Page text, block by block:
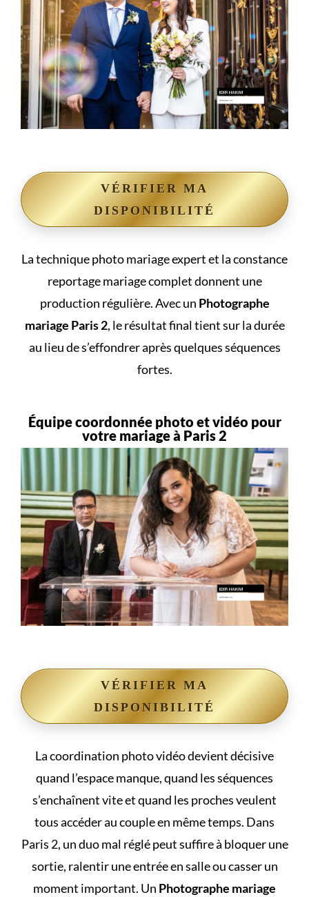
VÉRIFIER MA
DISPONIBILITÉ
La technique photo mariage expert et la constance
reportage mariage complet donnent une
production régulière. Avec un Photographe
mariage Paris 2, le résultat final tient sur la durée
au lieu de s’effondrer après quelques séquences
fortes.
Équipe coordonnée photo et vidéo pour
votre mariage à Paris 2
VÉRIFIER MA
DISPONIBILITÉ
La coordination photo vidéo devient décisive
quand l’espace manque, quand les séquences
s’enchaînent vite et quand les proches veulent
tous accéder au couple en même temps. Dans
Paris 2, un duo mal réglé peut suffire à bloquer une
sortie, ralentir une entrée en salle ou casser un
moment important. Un Photographe mariage